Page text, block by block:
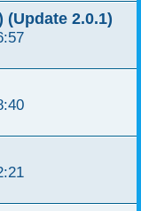
(Update 2.0.1)